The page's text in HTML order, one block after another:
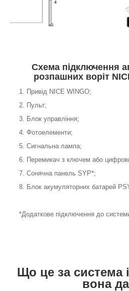
Схема підключення
розпашних воріт
1. Привід NICE WINGO;
2. Пульт;
3. Блок управління;
4. Фотоелементи;
5. Сигнальна лампа;
6. Перемикач з ключем або
7. Сонячна панель SYP*;
8. Блок акумуляторних батарей
*Додаткове підключення до
Що це за система
вона